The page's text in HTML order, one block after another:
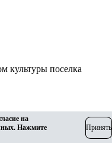
поселка
на
Нажмите
Принять